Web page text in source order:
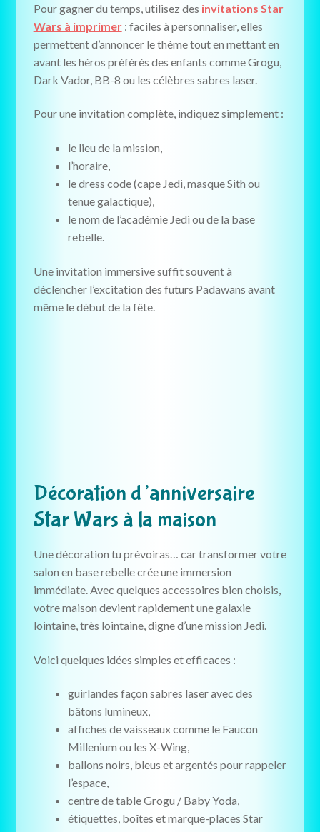
Pour gagner du temps, utilisez des invitations Star
Wars à imprimer: faciles à personnaliser, elles
permettent d’annoncer le thème tout en mettant en
avant les héros préférés des enfants comme Grogu,
Dark Vador, BB-8 ou les célèbres sabres laser.
Pour une invitation complète, indiquez simplement :
le lieu de la mission,
l’horaire,
le dress code (cape Jedi, masque Sith ou
tenue galactique),
le nom de l’académie Jedi ou de la base
rebelle.
Une invitation immersive suffit souvent à
déclencher l’excitation des futurs Padawans avant
même le début de la fête.
Décoration d’anniversaire
Star Wars à la maison
Une décoration tu prévoiras… car transformer votre
salon en base rebelle crée une immersion
immédiate. Avec quelques accessoires bien choisis,
votre maison devient rapidement une galaxie
lointaine, très lointaine, digne d’une mission Jedi.
Voici quelques idées simples et efficaces :
guirlandes façon sabres laser avec des
bâtons lumineux,
affiches de vaisseaux comme le Faucon
Millenium ou les X-Wing,
ballons noirs, bleus et argentés pour rappeler
l’espace,
centre de table Grogu / Baby Yoda,
étiquettes, boîtes et marque-places Star